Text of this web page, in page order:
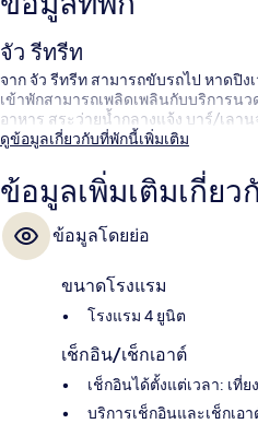
จัว รีทรีท
จาก จัว รีทรีท สามารถขับรถไป หาดปิง
เข้าพักสามารถเพลิดเพลินกับบริการน
อาหาร สระว่ายน้ำกลางแจ้ง บาร์/เลา
ดูข้อมูลเกี่ยวกับที่พักนี้เพิ่มเติม
ข้อมูลเพิ่มเติมเกี่ย
ข้อมูลโดยย่อ
ขนาดโรงแรม
โรงแรม 4 ยูนิต
เช็กอิน/เช็กเอาต์
เช็กอินได้ตั้งแต่เวลา: เที่
บริการเช็กอินและเช็กเอ